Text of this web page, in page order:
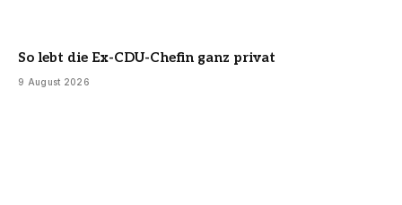
So lebt die Ex-CDU-Chefin ganz privat
9 August 2026